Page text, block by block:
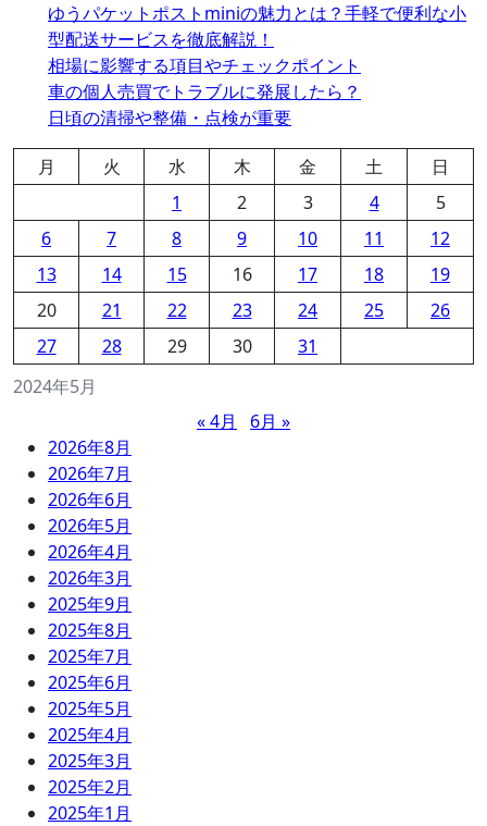
ゆうパケットポストminiの魅力とは？手軽で便利な小
型配送サービスを徹底解説！
相場に影響する項目やチェックポイント
車の個人売買でトラブルに発展したら？
日頃の清掃や整備・点検が重要
2024年5月
月 火 水 木 金 土
日
1
2 3 4
5
6
7 8 9 10 11
12
13
14 15 16 17 18
19
20
21 22 23 24 25
26
27
28 29 30 31
« 4月
6月 »
2026年8月
2026年7月
2026年6月
2026年5月
2026年4月
2026年3月
2025年9月
2025年8月
2025年7月
2025年6月
2025年5月
2025年4月
2025年3月
2025年2月
2025年1月